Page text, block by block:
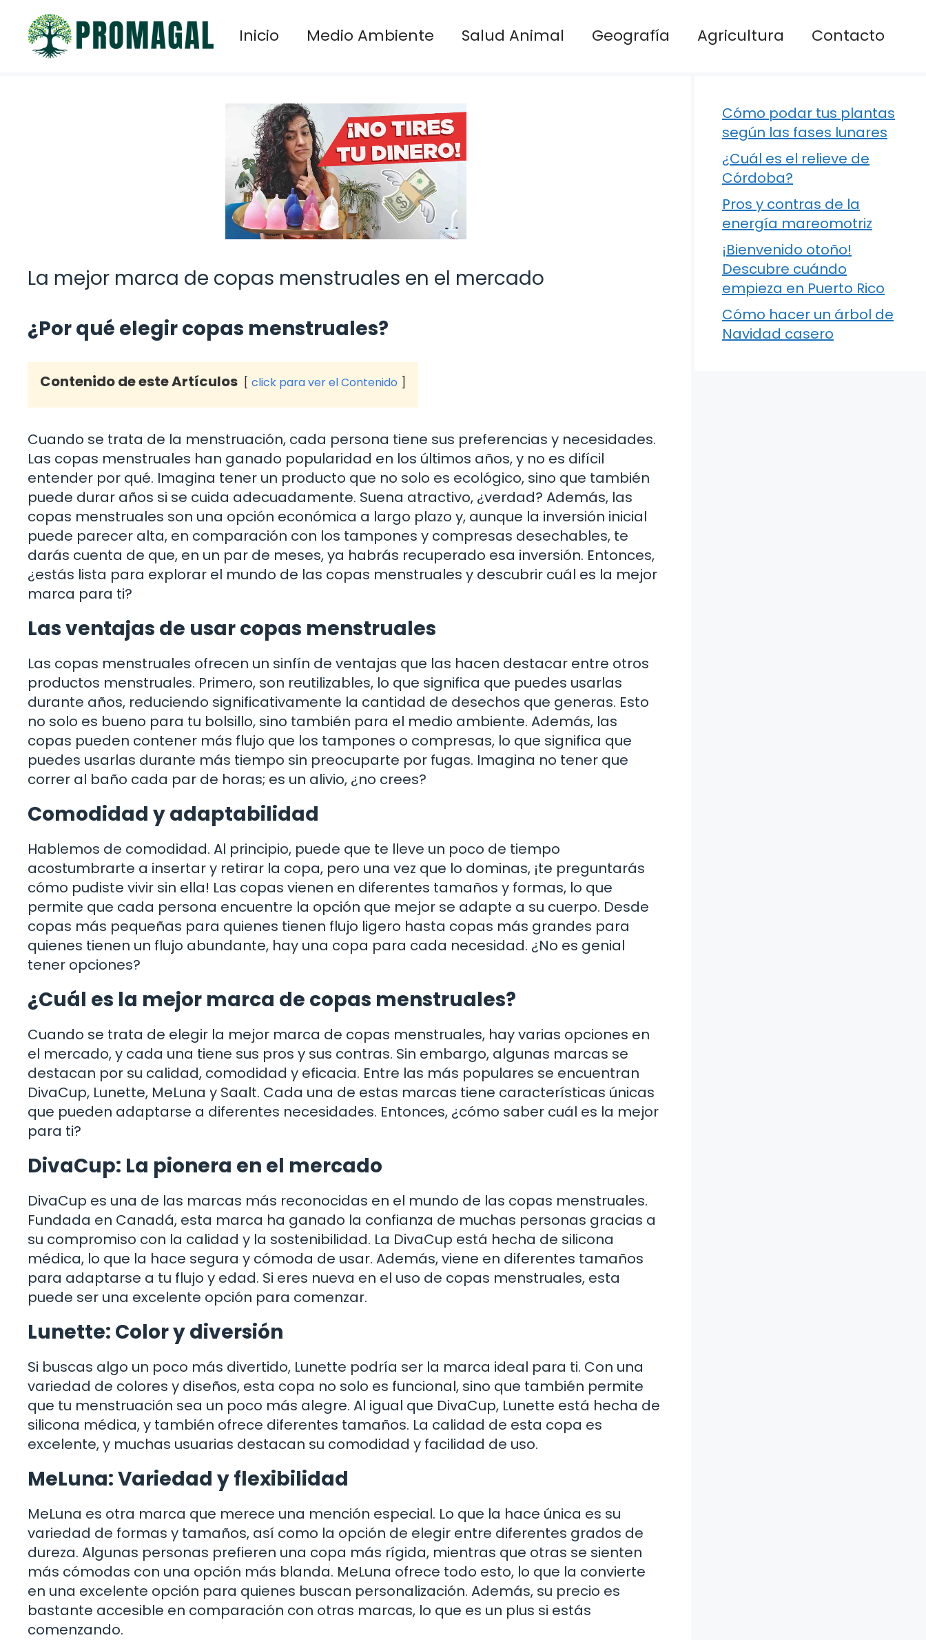
contenido
Inicio Medio Ambiente Salud Animal Geografía Agricultura Contacto
La mejor marca de copas menstruales en el mercado
¿Por qué elegir copas menstruales?
Contenido de este Artículos click para ver el Contenido
Cuando se trata de la menstruación, cada persona tiene sus preferencias y necesidades.
Las copas menstruales han ganado popularidad en los últimos años, y no es difícil
entender por qué. Imagina tener un producto que no solo es ecológico, sino que también
puede durar años si se cuida adecuadamente. Suena atractivo, ¿verdad? Además, las
copas menstruales son una opción económica a largo plazo y, aunque la inversión inicial
puede parecer alta, en comparación con los tampones y compresas desechables, te
darás cuenta de que, en un par de meses, ya habrás recuperado esa inversión. Entonces,
¿estás lista para explorar el mundo de las copas menstruales y descubrir cuál es la mejor
marca para ti?
Las ventajas de usar copas menstruales
Las copas menstruales ofrecen un sinfín de ventajas que las hacen destacar entre otros
productos menstruales. Primero, son reutilizables, lo que significa que puedes usarlas
durante años, reduciendo significativamente la cantidad de desechos que generas. Esto
no solo es bueno para tu bolsillo, sino también para el medio ambiente. Además, las
copas pueden contener más flujo que los tampones o compresas, lo que significa que
puedes usarlas durante más tiempo sin preocuparte por fugas. Imagina no tener que
correr al baño cada par de horas; es un alivio, ¿no crees?
Comodidad y adaptabilidad
Hablemos de comodidad. Al principio, puede que te lleve un poco de tiempo
acostumbrarte a insertar y retirar la copa, pero una vez que lo dominas, ¡te preguntarás
cómo pudiste vivir sin ella! Las copas vienen en diferentes tamaños y formas, lo que
permite que cada persona encuentre la opción que mejor se adapte a su cuerpo. Desde
copas más pequeñas para quienes tienen flujo ligero hasta copas más grandes para
quienes tienen un flujo abundante, hay una copa para cada necesidad. ¿No es genial
tener opciones?
¿Cuál es la mejor marca de copas menstruales?
Cuando se trata de elegir la mejor marca de copas menstruales, hay varias opciones en
el mercado, y cada una tiene sus pros y sus contras. Sin embargo, algunas marcas se
destacan por su calidad, comodidad y eficacia. Entre las más populares se encuentran
DivaCup, Lunette, MeLuna y Saalt. Cada una de estas marcas tiene características únicas
que pueden adaptarse a diferentes necesidades. Entonces, ¿cómo saber cuál es la mejor
para ti?
DivaCup: La pionera en el mercado
DivaCup es una de las marcas más reconocidas en el mundo de las copas menstruales.
Fundada en Canadá, esta marca ha ganado la confianza de muchas personas gracias a
su compromiso con la calidad y la sostenibilidad. La DivaCup está hecha de silicona
médica, lo que la hace segura y cómoda de usar. Además, viene en diferentes tamaños
para adaptarse a tu flujo y edad. Si eres nueva en el uso de copas menstruales, esta
puede ser una excelente opción para comenzar.
Lunette: Color y diversión
Si buscas algo un poco más divertido, Lunette podría ser la marca ideal para ti. Con una
variedad de colores y diseños, esta copa no solo es funcional, sino que también permite
que tu menstruación sea un poco más alegre. Al igual que DivaCup, Lunette está hecha de
silicona médica, y también ofrece diferentes tamaños. La calidad de esta copa es
excelente, y muchas usuarias destacan su comodidad y facilidad de uso.
MeLuna: Variedad y flexibilidad
MeLuna es otra marca que merece una mención especial. Lo que la hace única es su
variedad de formas y tamaños, así como la opción de elegir entre diferentes grados de
dureza. Algunas personas prefieren una copa más rígida, mientras que otras se sienten
más cómodas con una opción más blanda. MeLuna ofrece todo esto, lo que la convierte
en una excelente opción para quienes buscan personalización. Además, su precio es
bastante accesible en comparación con otras marcas, lo que es un plus si estás
comenzando.
Cómo podar tus plantas
según las fases lunares
¿Cuál es el relieve de
Córdoba?
Pros y contras de la
energía mareomotriz
¡Bienvenido otoño!
Descubre cuándo
empieza en Puerto Rico
Cómo hacer un árbol de
Navidad casero